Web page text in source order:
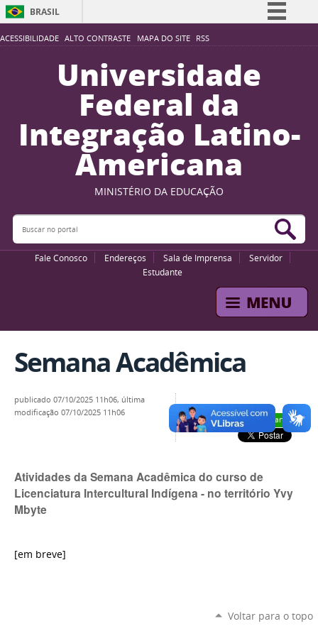
ACESSIBILIDADE ALTO CONTRASTE MAPA DO SITE RSS
BRASIL
Simplifique!
Participe
Acesso à informação
Legislação
Canais
Universidade
Federal da
Integração Latino-
Americana
MINISTÉRIO DA EDUCAÇÃO
Buscar no portal
Fale Conosco Endereços Sala de Imprensa
Servidor
Estudante
Semana Acadêmica
Compartilhar
publicado 07/10/2025 11h06, última
modificação 07/10/2025 11h06
Atividades da Semana Acadêmica do curso de
Licenciatura Intercultural Indígena - no território Yvy
Mbyte
[em breve]
Voltar para o topo